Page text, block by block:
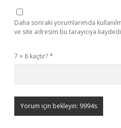
Daha sonraki yorumlarımda
ve site adresim bu tarayıcıya
7 + 8 kaçtır?*